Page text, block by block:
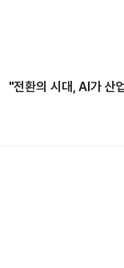
"전환의 시대, AI가 산